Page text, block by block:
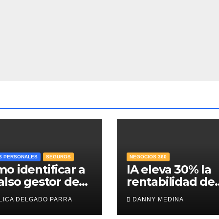
PERSONALES SEGUROS
identificar a
gestor de
y proteger el
para el
DELGADO PARRA
NEGOCIOS 360
IA eleva 30% la
rentabilidad de
agencias de
publicidad y
DANNY MEDINA